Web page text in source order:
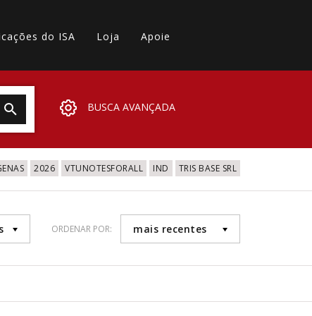
do ISA Loja Apoie
BUSCA AVANÇADA
2026 VTUNOTESFORALL IND TRIS BASE SRL
ORDENAR POR: mais recentes